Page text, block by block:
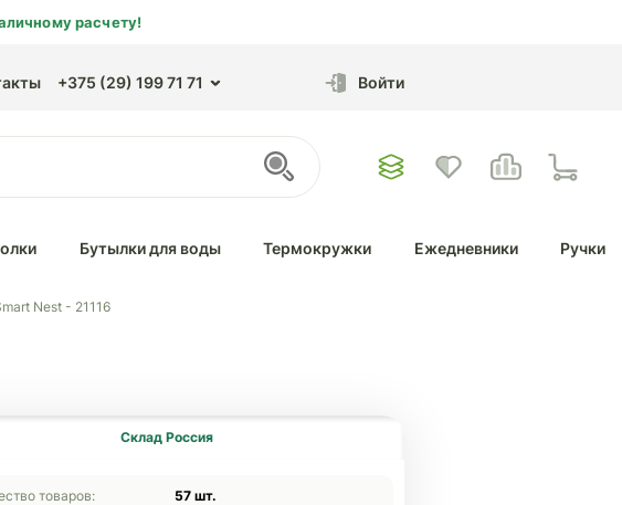
расчету!
+375 (29) 199 71 71 Войти
Бутылки для воды Термокружки Ежедневники Ручки
Nest - 21116
Склад Россия
товаров:
57 шт.